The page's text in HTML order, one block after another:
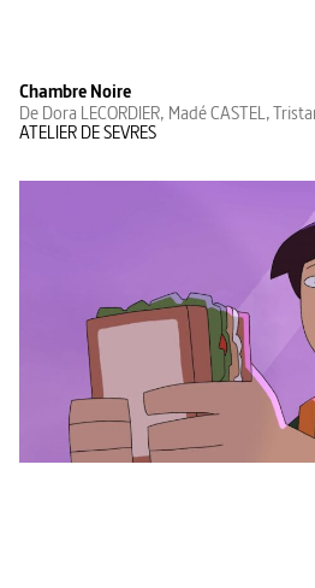
Chambre Noire
De Dora LECORDIER, Madé CASTEL,
ATELIER DE SEVRES